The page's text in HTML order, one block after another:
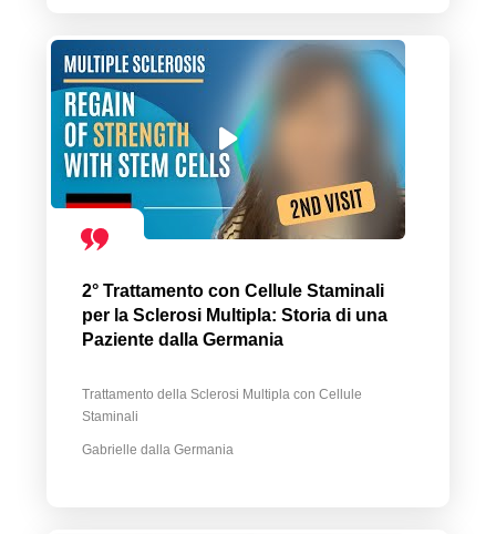
2° Trattamento con Cellule Staminali
per la Sclerosi Multipla: Storia di una
Paziente dalla Germania
Trattamento della Sclerosi Multipla con Cellule
Staminali
Gabrielle dalla Germania